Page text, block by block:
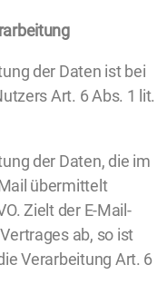
der Daten ist bei
Art. 6 Abs. 1 lit.
der Daten, die im
übermittelt
Zielt der E-Mail-
ab, so ist
Verarbeitung Art. 6